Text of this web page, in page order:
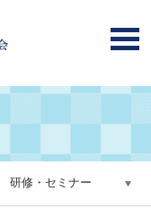
研修・セミナー